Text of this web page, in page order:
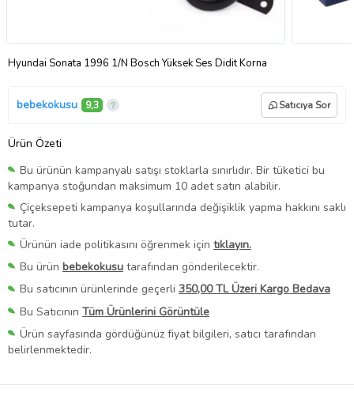
Hyundai Sonata 1996 1/N Bosch Yüksek Ses Didit Korna
bebekokusu 9,3 Satıcıya Sor
Ürün Özeti
Bu ürünün kampanyalı satışı stoklarla sınırlıdır. Bir tüketici bu
kampanya stoğundan maksimum 10 adet satın alabilir.
Çiçeksepeti kampanya koşullarında değişiklik yapma hakkını saklı
tutar.
Ürünün iade politikasını öğrenmek için tıklayın.
Bu ürün bebekokusu tarafından gönderilecektir.
Bu satıcının ürünlerinde geçerli 350,00 TL Üzeri Kargo Bedava
Bu Satıcının Tüm Ürünlerini Görüntüle
Ürün sayfasında gördüğünüz fiyat bilgileri, satıcı tarafından
belirlenmektedir.